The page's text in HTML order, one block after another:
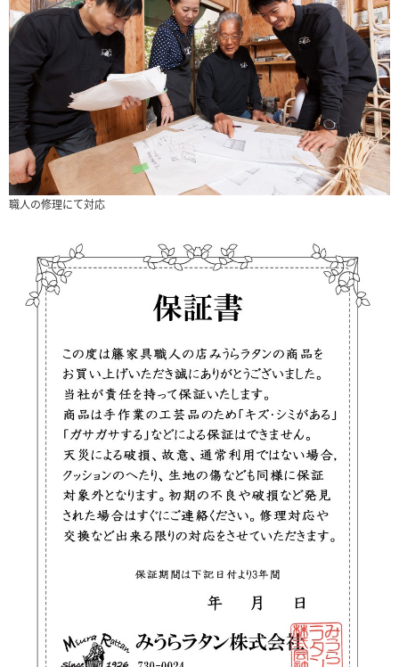
職人の修理にて対応